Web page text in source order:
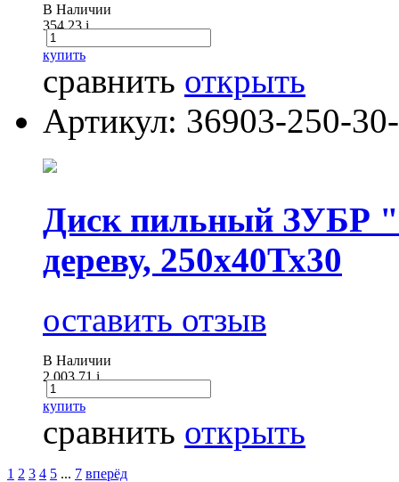
В Наличии
354.23i
купить
сравнить открыть
Артикул: 36903-250-
Диск пильный ЗУБР
дереву, 250х40Тх30
оставить отзыв
В Наличии
2 003.71i
купить
сравнить открыть
1 2 3 4 5 ... 7 вперёд